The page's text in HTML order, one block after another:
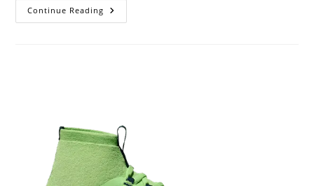
Continue Reading
Testé
Pour